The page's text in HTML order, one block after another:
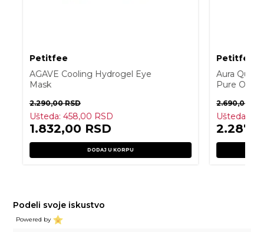
Petitfee
AGAVE Cooling Hydrogel Eye
Mask
2.290,00RSD
Ušteda: 458,00 RSD
1.832,00 RSD
DODAJ U KORPU
Petitfee
Aura
Pure Opal
2.690,00
Ušteda:
Podeli svoje iskustvo
Powered by